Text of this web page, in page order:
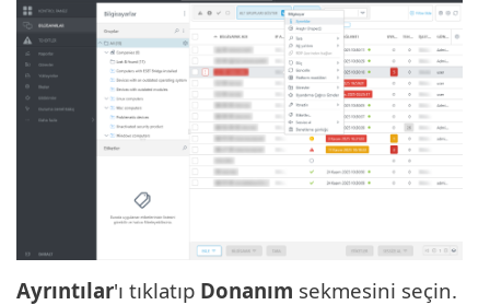
Ayrıntılar'ı tıklatıp Donanım sekmesini seçin.